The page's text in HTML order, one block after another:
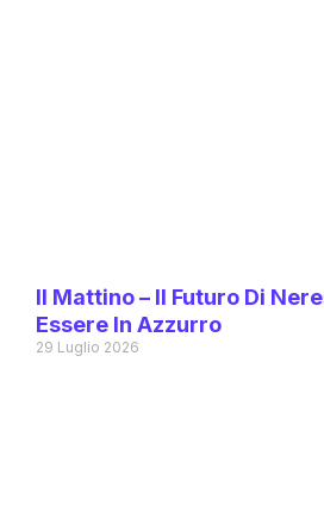
Il Mattino – Il Futuro Di
Essere In Azzurro
29 Luglio 2026